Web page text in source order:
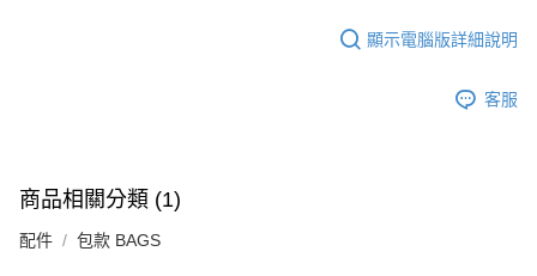
顯示電腦版詳細說明
客服
商品相關分類 (1)
配件 包款 BAGS